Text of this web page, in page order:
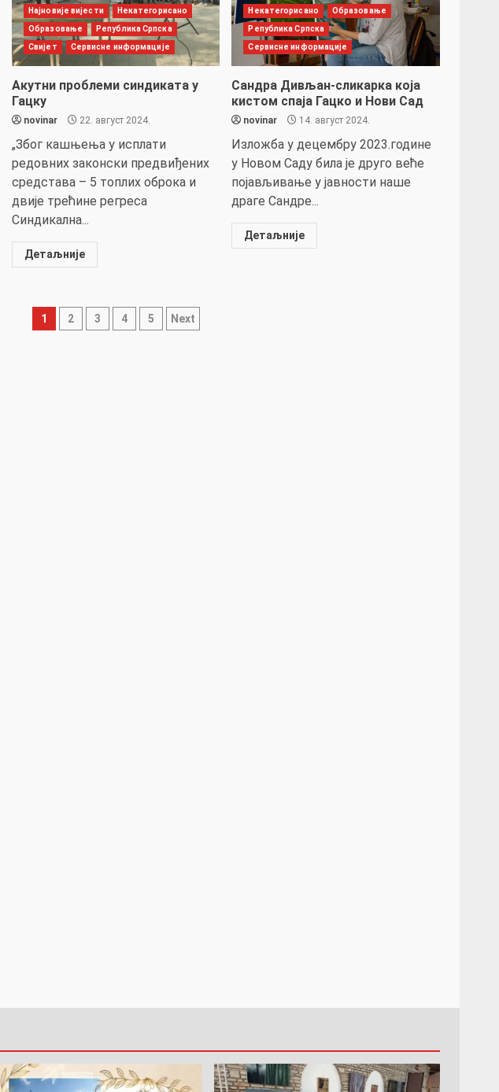
Најновије вијести Некатегорисано
Образовање Република Српска
Свијет Сервисне информације
Акутни проблеми синдиката у
Гацку
novinar 22. август 2024.
„Због кашњења у исплати
редовних законски предвиђених
средстава – 5 топлих оброка и
двије трећине регреса
Синдикална...
Детаљније
Некатегорисано Образовање
Република Српска
Сервисне информације
Сандра Дивљан-сликарка која
кистом спаја Гацко и Нови Сад
novinar 14. август 2024.
Изложба у децембру 2023.године
у Новом Саду била је друго веће
појављивање у јавности наше
драге Сандре...
Детаљније
Пагинација
1 2 3 4 5 Next